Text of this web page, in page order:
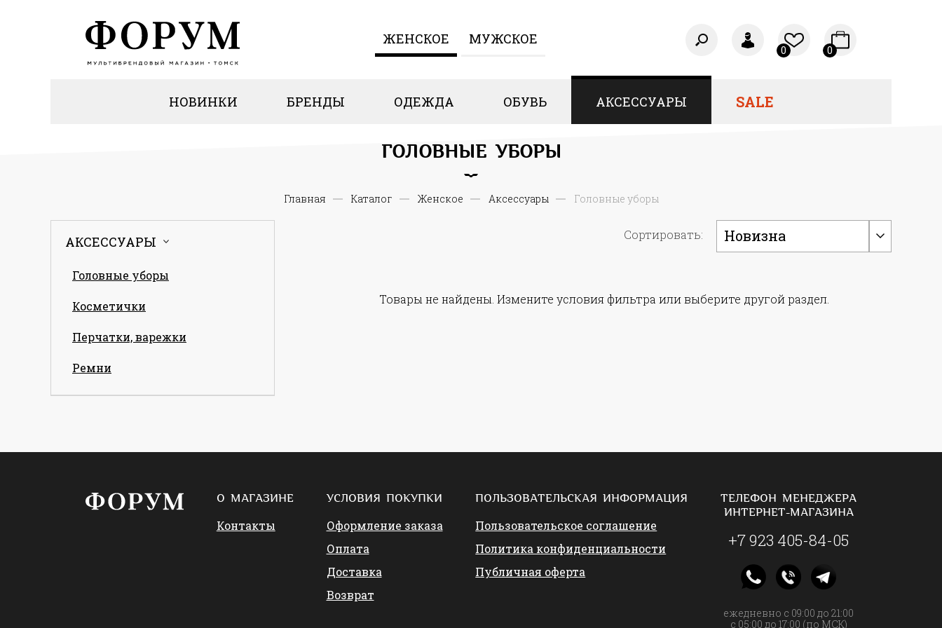
ЖЕНCКОЕ МУЖСКОЕ
0 0
НОВИНКИ БРЕНДЫ ОДЕЖДА ОБУВЬ АКСЕССУАРЫ SALE
ГОЛОВНЫЕ УБОРЫ
Главная Каталог Женcкое Аксессуары Головные уборы
АКСЕССУАРЫ
Головные уборы
Косметички
Перчатки, варежки
Ремни
Сортировать: Новизна
Товары не найдены. Измените условия фильтра или выберите другой раздел.
О МАГАЗИНЕ
Контакты
УСЛОВИЯ ПОКУПКИ
Оформление заказа
Оплата
Доставка
Возврат
ПОЛЬЗОВАТЕЛЬСКАЯ ИНФОРМАЦИЯ
Пользовательское соглашение
Политика конфиденциальности
Публичная оферта
ТЕЛЕФОН МЕНЕДЖЕРА
ИНТЕРНЕТ-МАГАЗИНА
+7 923 405-84-05
ежедневно с 09:00 до 21:00
с 05:00 до 17:00 (по МСК)